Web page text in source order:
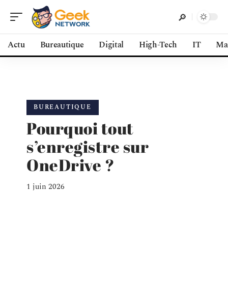
Actu Bureautique Digital High-Tech IT
BUREAUTIQUE
Pourquoi tout
s’enregistre sur
OneDrive ?
1 juin 2026